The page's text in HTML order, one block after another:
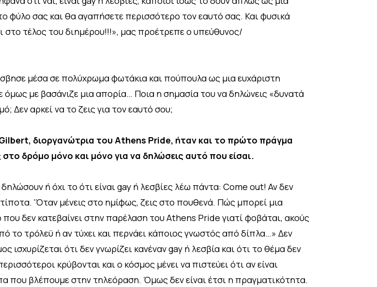
φύλο σας και θα αγαπήσετε περισσότερο τον εαυτό σας. Και φυσικά
στο τέλος του διημέρου!!!», μας προέτρεπε ο υπεύθυνος/
μέσα σε πολύχρωμα φωτάκια και πούπουλα ως μια ευχάριστη
με βασάνιζε μια απορία… Ποια η σημασία του να δηλώνεις «δυνατά
Δεν αρκεί να το ζεις για τον εαυτό σου;
διοργανώτρια του Athens Pride, ήταν και το πρώτο πράγμα
δρόμο μόνο και μόνο για να δηλώσεις αυτό που είσαι.
ή όχι το ότι είναι gay ή λεσβίες λέω πάντα: Come out! Αν δεν
‘Όταν μένεις στο ημίφως, ζεις στο πουθενά. Πώς μπορεί μια
δεν κατεβαίνει στην παρέλαση του Athens Pride γιατί φοβάται, ακούς
το τρόλεϋ ή αν τύχει και περνάει κάποιος γνωστός από δίπλα…» Δεν
ισχυρίζεται ότι δεν γνωρίζει κανέναν gay ή λεσβία και ότι το θέμα δεν
κρύβονται και ο κόσμος μένει να πιστεύει ότι αν είναι
που βλέπουμε στην τηλεόραση. Όμως δεν είναι έτσι η πραγματικότητα.